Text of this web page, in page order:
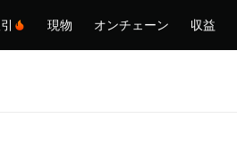
現物 オンチェーン 収益